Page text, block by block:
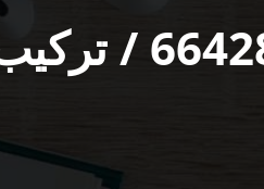
فني كاميرات مراقبة